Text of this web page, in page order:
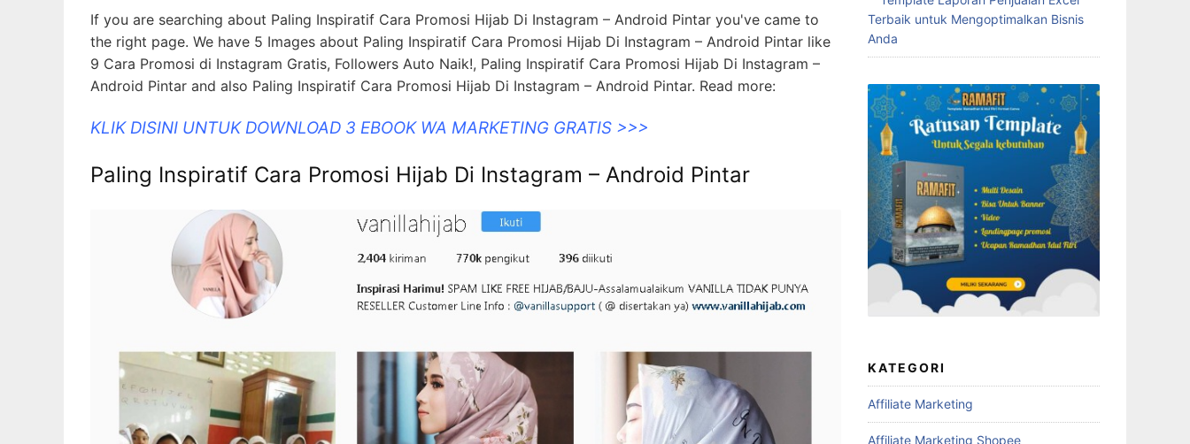
If you are searching about Paling Inspiratif Cara Promosi Hijab Di Instagram – Android Pintar you've came to
the right page. We have 5 Images about Paling Inspiratif Cara Promosi Hijab Di Instagram – Android Pintar like
9 Cara Promosi di Instagram Gratis, Followers Auto Naik!, Paling Inspiratif Cara Promosi Hijab Di Instagram –
Android Pintar and also Paling Inspiratif Cara Promosi Hijab Di Instagram – Android Pintar. Read more:
KLIK DISINI UNTUK DOWNLOAD 3 EBOOK WA MARKETING GRATIS >>>
Paling Inspiratif Cara Promosi Hijab Di Instagram – Android Pintar
Terbaik untuk Mengoptimalkan Bisnis
Anda
KATEGORI
Affiliate Marketing
Affiliate Marketing Shopee